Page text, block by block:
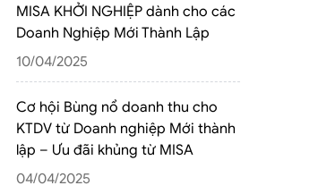
MISA KHỞI NGHIỆP dành cho các
Doanh Nghiệp Mới Thành Lập
10/04/2025
Cơ hội Bùng nổ doanh thu cho
KTDV từ Doanh nghiệp Mới thành
lập – Ưu đãi khủng từ MISA
04/04/2025